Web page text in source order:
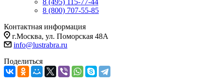
8 (495) 115-77-44
8 (800) 707-55-85
Контактная информация
г.Москва, ул. Поморская 48А
info@lustrabra.ru
Поделиться